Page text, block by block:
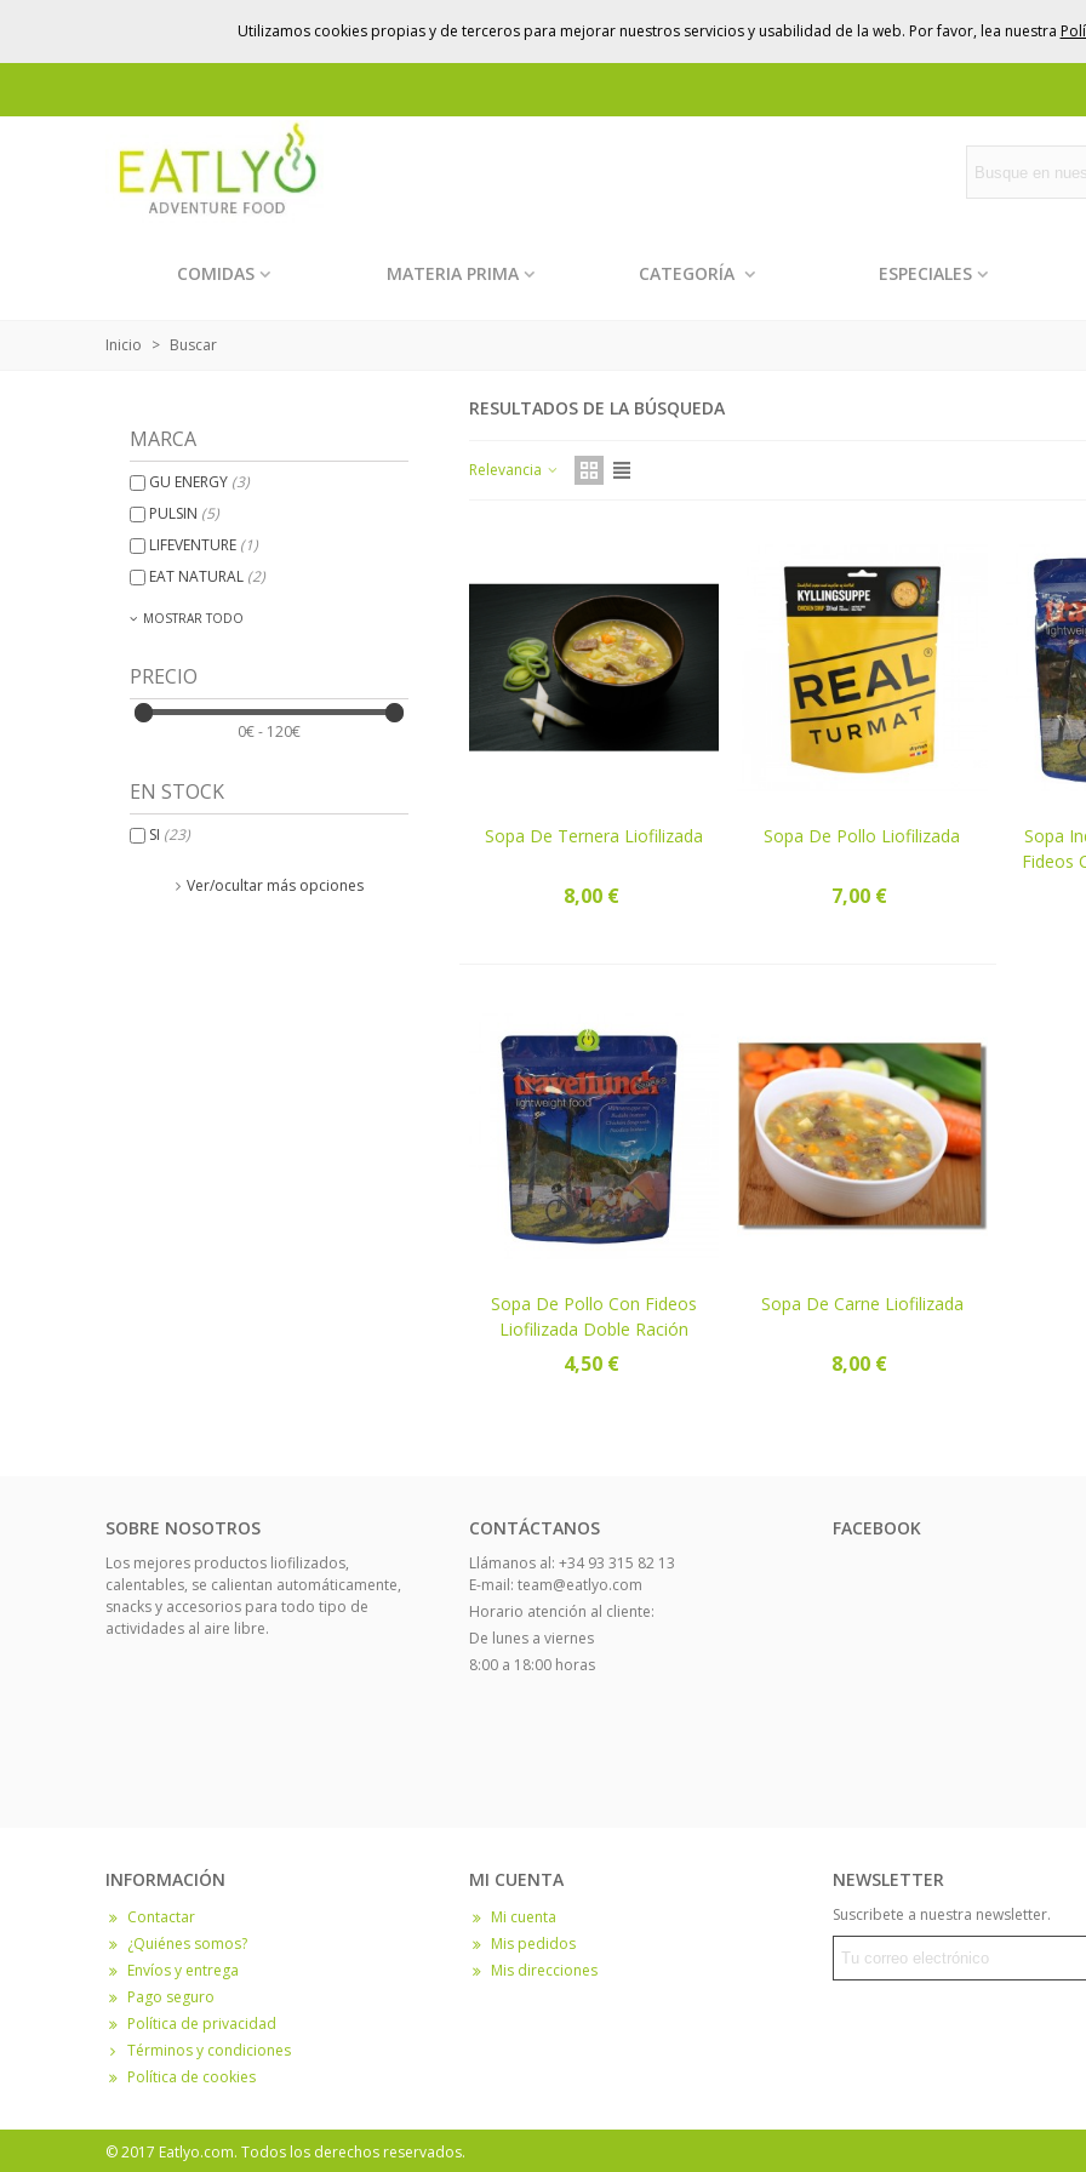
Utilizamos cookies propias y de terceros para mejorar nuestros servicios y usabilidad de la web. Por favor, lea nuestra
COMIDAS MATERIA PRIMA CATEGORÍA ESPECIALES
Inicio > Buscar
MARCA
GU ENERGY (3)
PULSIN (5)
LIFEVENTURE (1)
EAT NATURAL (2)
MOSTRAR TODO
PRECIO
0€ - 120€
EN STOCK
SI (23)
Ver/ocultar más opciones
RESULTADOS DE LA BÚSQUEDA
Relevancia
VER
Sopa De Ternera Liofilizada
8,00 €
VER
Sopa De Pollo Liofilizada
7,00 €
Sopa
Fideos
VER
Sopa De Pollo Con Fideos
Liofilizada Doble Ración
4,50 €
VER
Sopa De Carne Liofilizada
8,00 €
SOBRE NOSOTROS
Los mejores productos liofilizados,
calentables, se calientan automáticamente,
snacks y accesorios para todo tipo de
actividades al aire libre.
CONTÁCTANOS
Llámanos al: +34 93 315 82 13
E-mail: team@eatlyo.com
Horario atención al cliente:
De lunes a viernes
8:00 a 18:00 horas
FACEBOOK
INFORMACIÓN
Contactar
¿Quiénes somos?
Envíos y entrega
Pago seguro
Política de privacidad
Términos y condiciones
Política de cookies
MI CUENTA
Mi cuenta
Mis pedidos
Mis direcciones
NEWSLETTER
Suscribete a nuestra newsletter.
© 2017 Eatlyo.com. Todos los derechos reservados.